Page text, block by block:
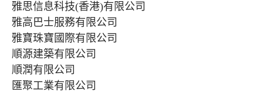
雅思信息科技(香港)有限公司
雅高巴士服務有限公司
雅寶珠寶國際有限公司
順源建築有限公司
順潤有限公司
匯聚工業有限公司